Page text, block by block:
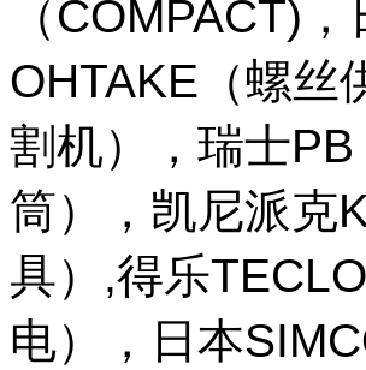
（COMPACT)
OHTAKE（螺丝
割机），瑞士
筒），凯尼派克
具）,得乐
电），日本